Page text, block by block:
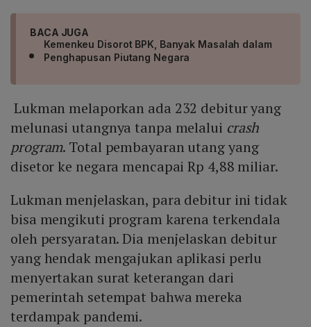
BACA JUGA
Kemenkeu Disorot BPK, Banyak Masalah dalam
Penghapusan Piutang Negara
Lukman melaporkan ada 232 debitur yang
melunasi utangnya tanpa melalui crash
program. Total pembayaran utang yang
disetor ke negara mencapai Rp 4,88 miliar.
Lukman menjelaskan, para debitur ini tidak
bisa mengikuti program karena terkendala
oleh persyaratan. Dia menjelaskan debitur
yang hendak mengajukan aplikasi perlu
menyertakan surat keterangan dari
pemerintah setempat bahwa mereka
terdampak pandemi.